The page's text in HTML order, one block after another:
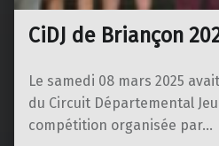
CiDJ de Briançon
Le samedi 08 mars 2025
du Circuit Départemental
compétition organisée par…